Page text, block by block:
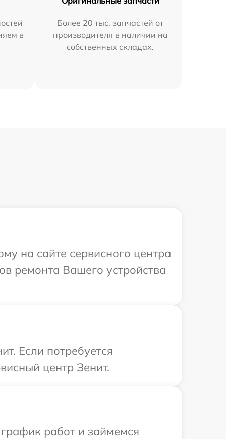
в
Более 20 тыс. запчастей от
производителя в наличии на
собственных складах.
на сайте сервисного центра
ремонта Вашего устройства
Если потребуется
центр Зенит.
работ и займемся